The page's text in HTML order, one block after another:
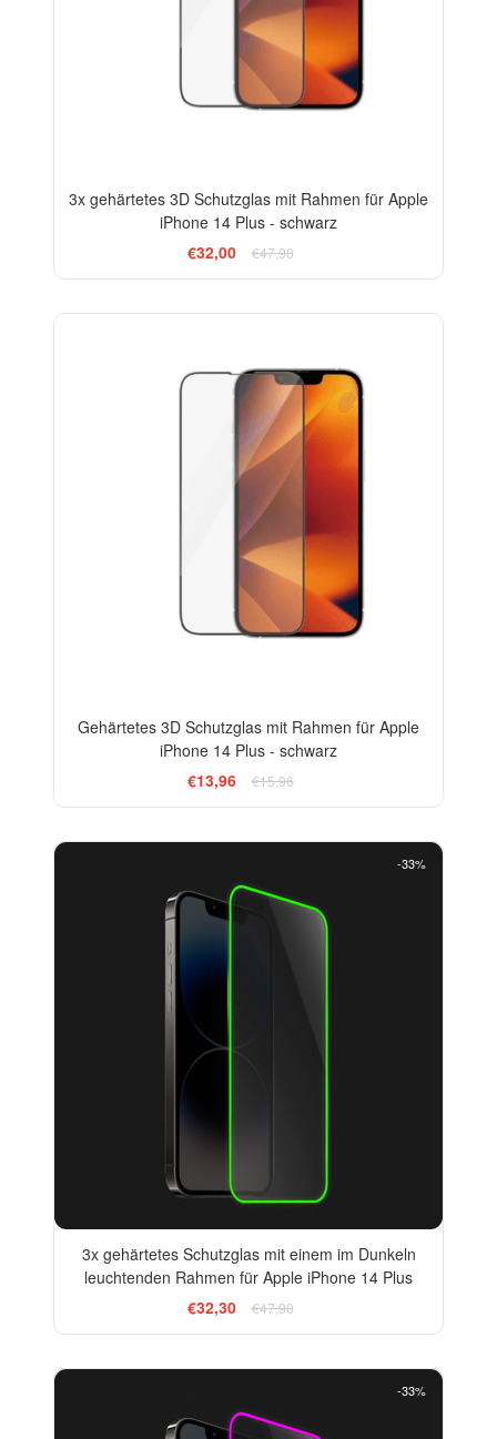
3x gehärtetes 3D Schutzglas mit Rahmen für Apple
iPhone 14 Plus - schwarz
€32,00
€47,90
Gehärtetes 3D Schutzglas mit Rahmen für Apple
iPhone 14 Plus - schwarz
€13,96
€15,96
-33%
3x gehärtetes Schutzglas mit einem im Dunkeln
leuchtenden Rahmen für Apple iPhone 14 Plus
€32,30
€47,90
-33%